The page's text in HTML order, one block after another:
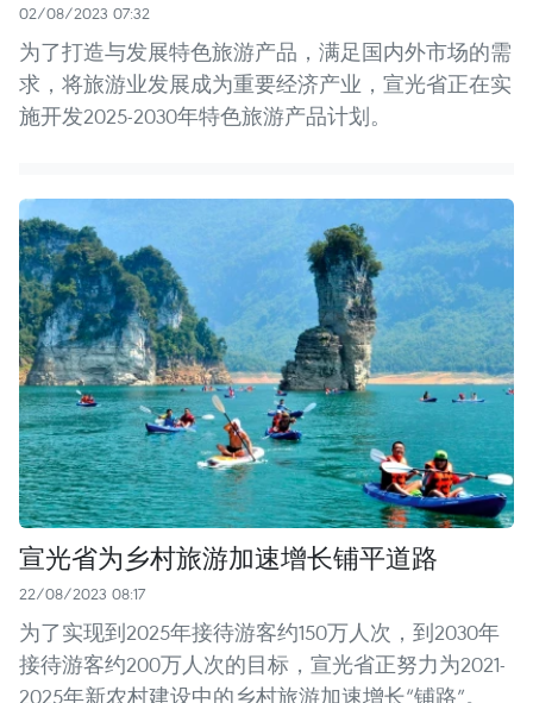
02/08/2023 07:32
为了打造与发展特色旅游产品，满足国内外市场的需
求，将旅游业发展成为重要经济产业，宣光省正在实
施开发2025-2030年特色旅游产品计划。
宣光省为乡村旅游加速增长铺平道路
22/08/2023 08:17
为了实现到2025年接待游客约150万人次，到2030年
接待游客约200万人次的目标，宣光省正努力为2021-
2025年新农村建设中的乡村旅游加速增长“铺路”。